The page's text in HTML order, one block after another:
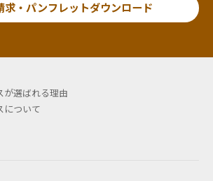
・パンフレットダウンロード
が選ばれる理由
について